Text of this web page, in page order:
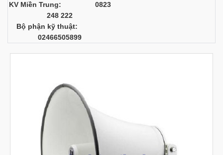
KV Miền Trung: 0823
248 222
Bộ phận kỹ thuật:
02466505899